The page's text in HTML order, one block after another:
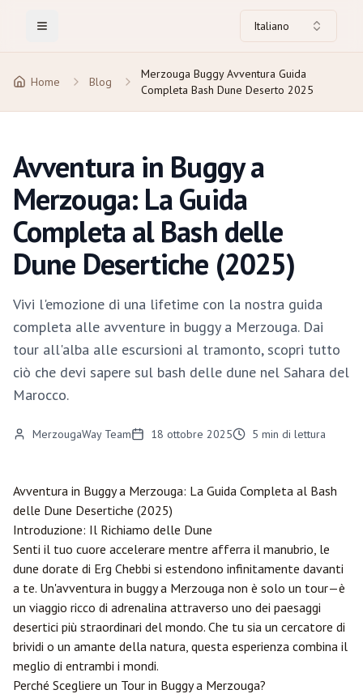
Toggle Menu Italiano
Home Blog
Merzouga Buggy Avventura Guida
Completa Bash Dune Deserto 2025
Avventura in Buggy a
Merzouga: La Guida
Completa al Bash delle
Dune Desertiche (2025)
Vivi l'emozione di una lifetime con la nostra guida
completa alle avventure in buggy a Merzouga. Dai
tour all'alba alle escursioni al tramonto, scopri tutto
ciò che devi sapere sul bash delle dune nel Sahara del
Marocco.
MerzougaWay Team 18 ottobre 2025 5 min di lettura
Avventura in Buggy a Merzouga: La Guida Completa al Bash
delle Dune Desertiche (2025)
Introduzione: Il Richiamo delle Dune
Senti il tuo cuore accelerare mentre afferra il manubrio, le
dune dorate di Erg Chebbi si estendono infinitamente davanti
a te. Un'avventura in buggy a Merzouga non è solo un tour—è
un viaggio ricco di adrenalina attraverso uno dei paesaggi
desertici più straordinari del mondo. Che tu sia un cercatore di
brividi o un amante della natura, questa esperienza combina il
meglio di entrambi i mondi.
Perché Scegliere un Tour in Buggy a Merzouga?